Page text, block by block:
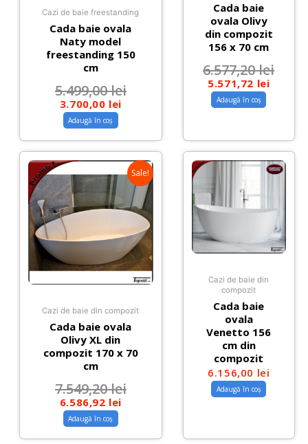
Cazi de baie freestanding
Cada baie ovala
Naty model
freestanding 150
cm
5.499,00lei
3.700,00 lei
Adaugă în coș
Cada baie
ovala Olivy
din compozit
156 x 70 cm
6.577,20lei
5.571,72 lei
Adaugă în coș
Sale!
Cazi de baie din compozit
Cada baie ovala
Olivy XL din
compozit 170 x 70
cm
7.549,20lei
6.586,92 lei
Adaugă în coș
Cazi de baie din
compozit
Cada baie
ovala
Venetto 156
cm din
compozit
6.156,00 lei
Adaugă în coș